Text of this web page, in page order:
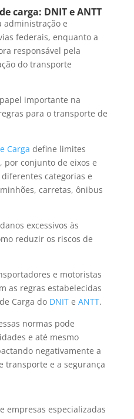
carga: DNIT e ANTT
administração e
federais, enquanto a
responsável pela
do transporte
importante na
para o transporte de
Carga define limites
por conjunto de eixos e
categorias e
carretas, ônibus
excessivos às
reduzir os riscos de
e motoristas
as regras estabelecidas
Carga do DNITe ANTT.
normas pode
e até mesmo
negativamente a
transporte e a segurança
empresas especializadas